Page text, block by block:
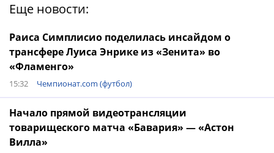
Еще новости:
Раиса Симплисио поделилась инсайдом о
трансфере Луиса Энрике из «Зенита» во
«Фламенго»
15:32 Чемпионат.com (футбол)
Начало прямой видеотрансляции
товарищеского матча «Бавария» — «Астон
Вилла»